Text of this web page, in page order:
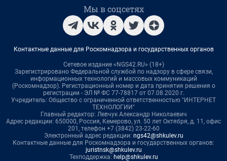
Мы в соцсетях
Контактные данные для Роскомнадзора и государственных органов
Сетевое издание «NGS42.RU» (18+)
Зарегистрировано Федеральной службой по надзору в сфере связи,
информационных технологий и массовых коммуникаций
(Роскомнадзор). Регистрационный номер и дата принятия решения о
регистрации - ЭЛ № ФС 77-78817 от 07.08.2020 г.
Учредитель: Общество с ограниченной ответственностью "ИНТЕРНЕТ
ТЕХНОЛОГИИ"
Главный редактор: Левчук Александр Николаевич
Адрес редакции: 650000, Россия, Кемерово, ул. 50 лет Октября, д. 11, офис
201, телефон +7 (3842) 23-22-60
Электронный адрес редакции: ngs42@shkulev.ru
Контактные данные для Роскомнадзора и государственных органов:
juristnsk@shkulev.ru
Техподдержка: help@shkulev.ru